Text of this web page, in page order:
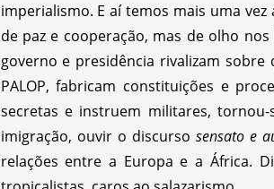
imperialismo. E aí temos mais uma
de paz e cooperação, mas de olho
governo e presidência rivalizam
PALOP, fabricam constituições e
secretas e instruem militares,
imigração, ouvir o discurso sensato e
relações entre a Europa e a África.